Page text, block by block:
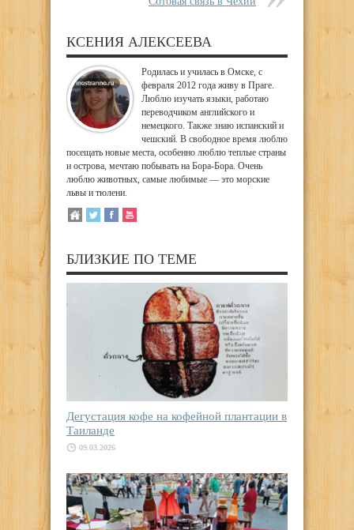
КСЕНИЯ АЛЕКСЕЕВА
Родилась и училась в Омске, с
февраля 2012 года живу в Праге.
Люблю изучать языки, работаю
переводчиком английского и
немецкого. Также знаю испанский и
чешский. В свободное время люблю
посещать новые места, особенно люблю теплые страны
и острова, мечтаю побывать на Бора-Бора. Очень
люблю животных, самые любимые — это морские
львы и тюлени.
БЛИЗКИЕ ПО ТЕМЕ
Дегустация кофе на кофейной плантации в
Таиланде
09.03.2026